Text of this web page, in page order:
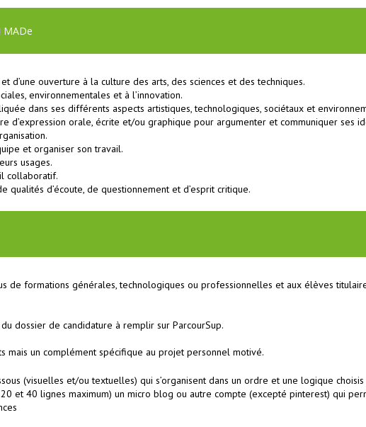
MADe
d’une ouverture à la culture des arts, des sciences et des techniques.
environnementales et à l’innovation.
dans ses différents aspects artistiques, technologiques, sociétaux et
d’expression orale, écrite et/ou graphique pour argumenter et communiquer ses
et organiser son travail.
usages.
collaboratif.
d’écoute, de questionnement et d’esprit critique.
de formations générales, technologiques ou professionnelles et aux élèves
dossier de candidature à remplir sur ParcourSup.
mais un complément spécifique au projet personnel motivé.
(visuelles et/ou textuelles) qui s’organisent dans un ordre et une logique
et 40 lignes maximum) un micro blog ou autre compte (excepté pinterest) qui